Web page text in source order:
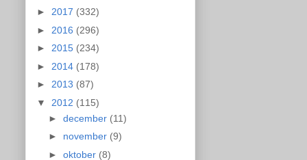
► 2017 (332)
► 2016 (296)
► 2015 (234)
► 2014 (178)
► 2013 (87)
▼ 2012 (115)
► december (11)
► november (9)
► oktober (8)